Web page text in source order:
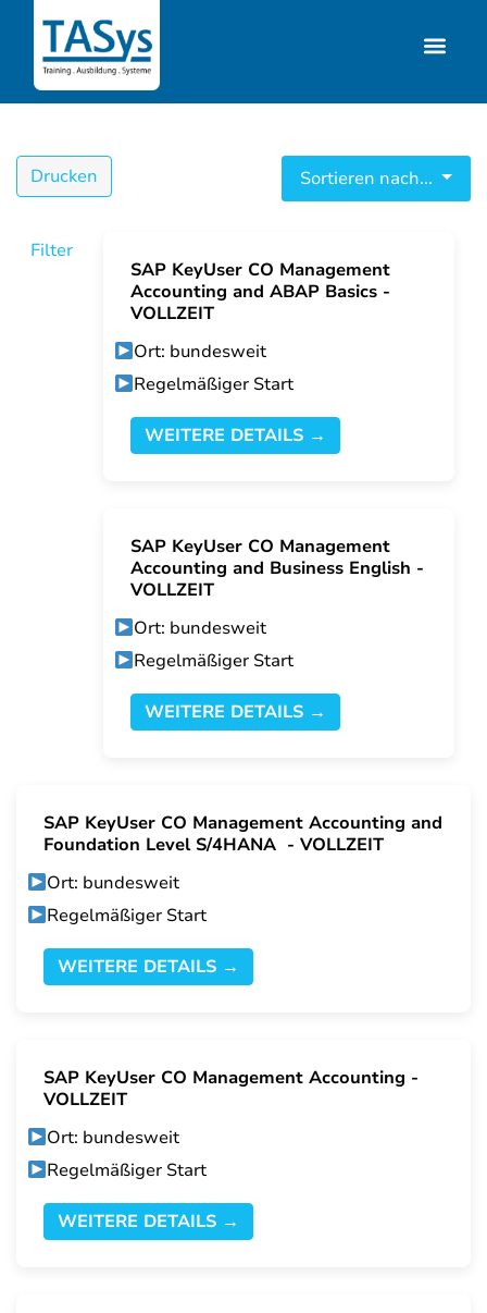
Drucken Sortieren nach...
Filter
SAP KeyUser CO Management
Accounting and ABAP Basics -
VOLLZEIT
Ort: bundesweit
Regelmäßiger Start
WEITERE DETAILS →
SAP KeyUser CO Management
Accounting and Business English -
VOLLZEIT
Ort: bundesweit
Regelmäßiger Start
WEITERE DETAILS →
SAP KeyUser CO Management Accounting and
Foundation Level S/4HANA - VOLLZEIT
Ort: bundesweit
Regelmäßiger Start
WEITERE DETAILS →
SAP KeyUser CO Management Accounting -
VOLLZEIT
Ort: bundesweit
Regelmäßiger Start
WEITERE DETAILS →